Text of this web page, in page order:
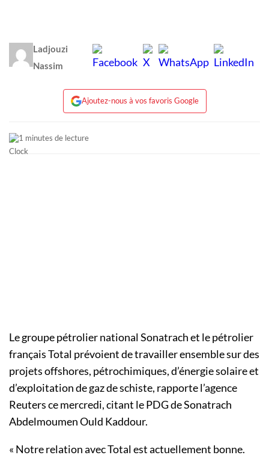
Ladjouzi
Nassim
Ajoutez-nous à vos favoris Google
1 minutes de lecture
Le groupe pétrolier national Sonatrach et le pétrolier
français Total prévoient de travailler ensemble sur des
projets offshores, pétrochimiques, d’énergie solaire et
d’exploitation de gaz de schiste, rapporte l’agence
Reuters ce mercredi, citant le PDG de Sonatrach
Abdelmoumen Ould Kaddour.
« Notre relation avec Total est actuellement bonne.